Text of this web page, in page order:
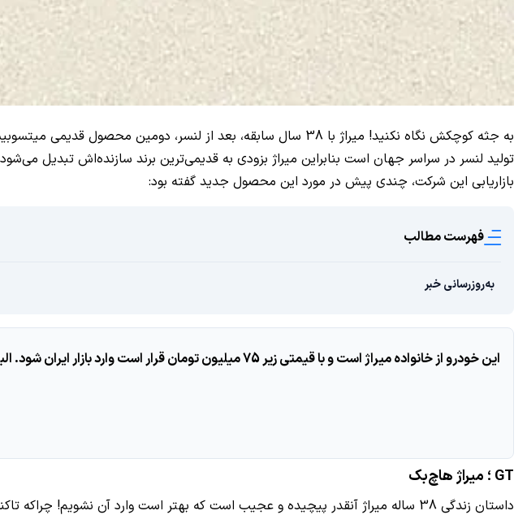
به جثه کوچکش نگاه نکنید! میراژ با 38 سال سابقه، بعد از لنسر،
تولید لنسر در سراسر جهان است بنابراین میراژ بزودی به قدیمی‌ترین برند سازنده‌اش تبدیل
بازاریابی این شرکت، چندی پیش در مورد این محصول جدید گفته بود:
فهرست مطالب
به‌روزرسانی خبر
این خودرو از خانواده میراژ است و با قیمتی زیر 75 میلیون تومان قرار است وارد بازار ایران شود. البته قیمت هنوز قطعی نشده اما قرار است تفاوت قیمتی زیادی بین دو میراژ نباشد.
GT ؛ میراژ هاچ‌بک
داستان زندگی 38 ساله میراژ آنقدر پیچیده و عجیب است که بهتر است وارد آن